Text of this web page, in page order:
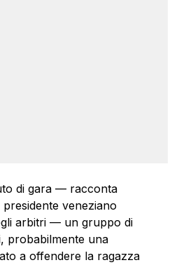
di gara — racconta
veneziano
arbitri — un gruppo di
probabilmente una
a offendere la ragazza